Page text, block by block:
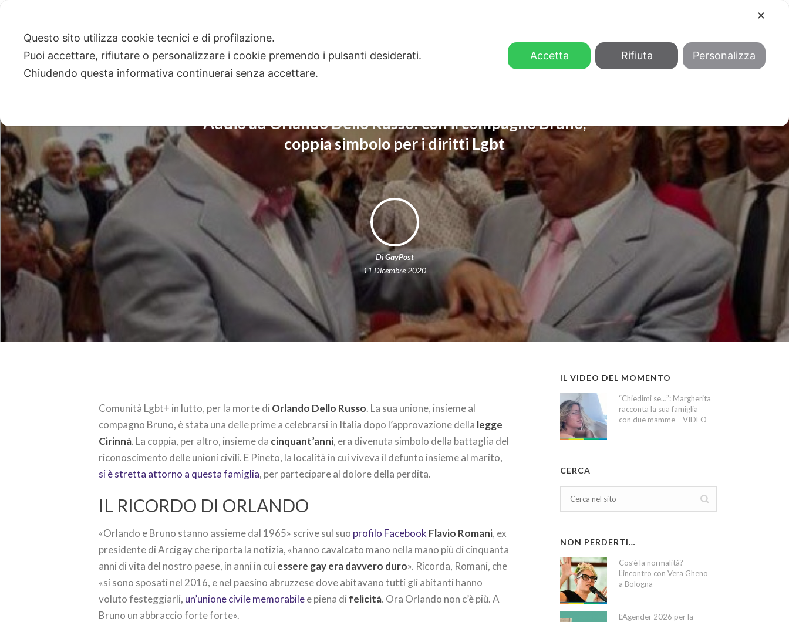
Addio ad Orlando Dello Russo: con il compagno Bruno,
coppia simbolo per i diritti Lgbt
DiGayPost
11 Dicembre 2020
Comunità Lgbt+ in lutto, per la morte di Orlando Dello Russo. La sua unione, insieme al
compagno Bruno, è stata una delle prime a celebrarsi in Italia dopo l’approvazione della legge
Cirinnà. La coppia, per altro, insieme da cinquant’anni, era divenuta simbolo della battaglia del
riconoscimento delle unioni civili. E Pineto, la località in cui viveva il defunto insieme al marito,
si è stretta attorno a questa famiglia, per partecipare al dolore della perdita.
IL RICORDO DI ORLANDO
«Orlando e Bruno stanno assieme dal 1965» scrive sul suo profilo Facebook Flavio Romani, ex
presidente di Arcigay che riporta la notizia, «hanno cavalcato mano nella mano più di cinquanta
anni di vita del nostro paese, in anni in cui essere gay era davvero duro». Ricorda, Romani, che
«si sono sposati nel 2016, e nel paesino abruzzese dove abitavano tutti gli abitanti hanno
voluto festeggiarli, un’unione civile memorabilee piena di felicità. Ora Orlando non c’è più. A
Bruno un abbraccio forte forte».
IL VIDEO DEL MOMENTO
“Chiedimi se…”: Margherita
racconta la sua famiglia
con due mamme – VIDEO
CERCA
NON PERDERTI…
Cos’è la normalità?
L’incontro con Vera Gheno
a Bologna
L’Agender 2026 per la
✕
Questo sito utilizza cookie tecnici e di profilazione.
Puoi accettare, rifiutare o personalizzare i cookie premendo i pulsanti desiderati.
Chiudendo questa informativa continuerai senza accettare.
Accetta Rifiuta Personalizza